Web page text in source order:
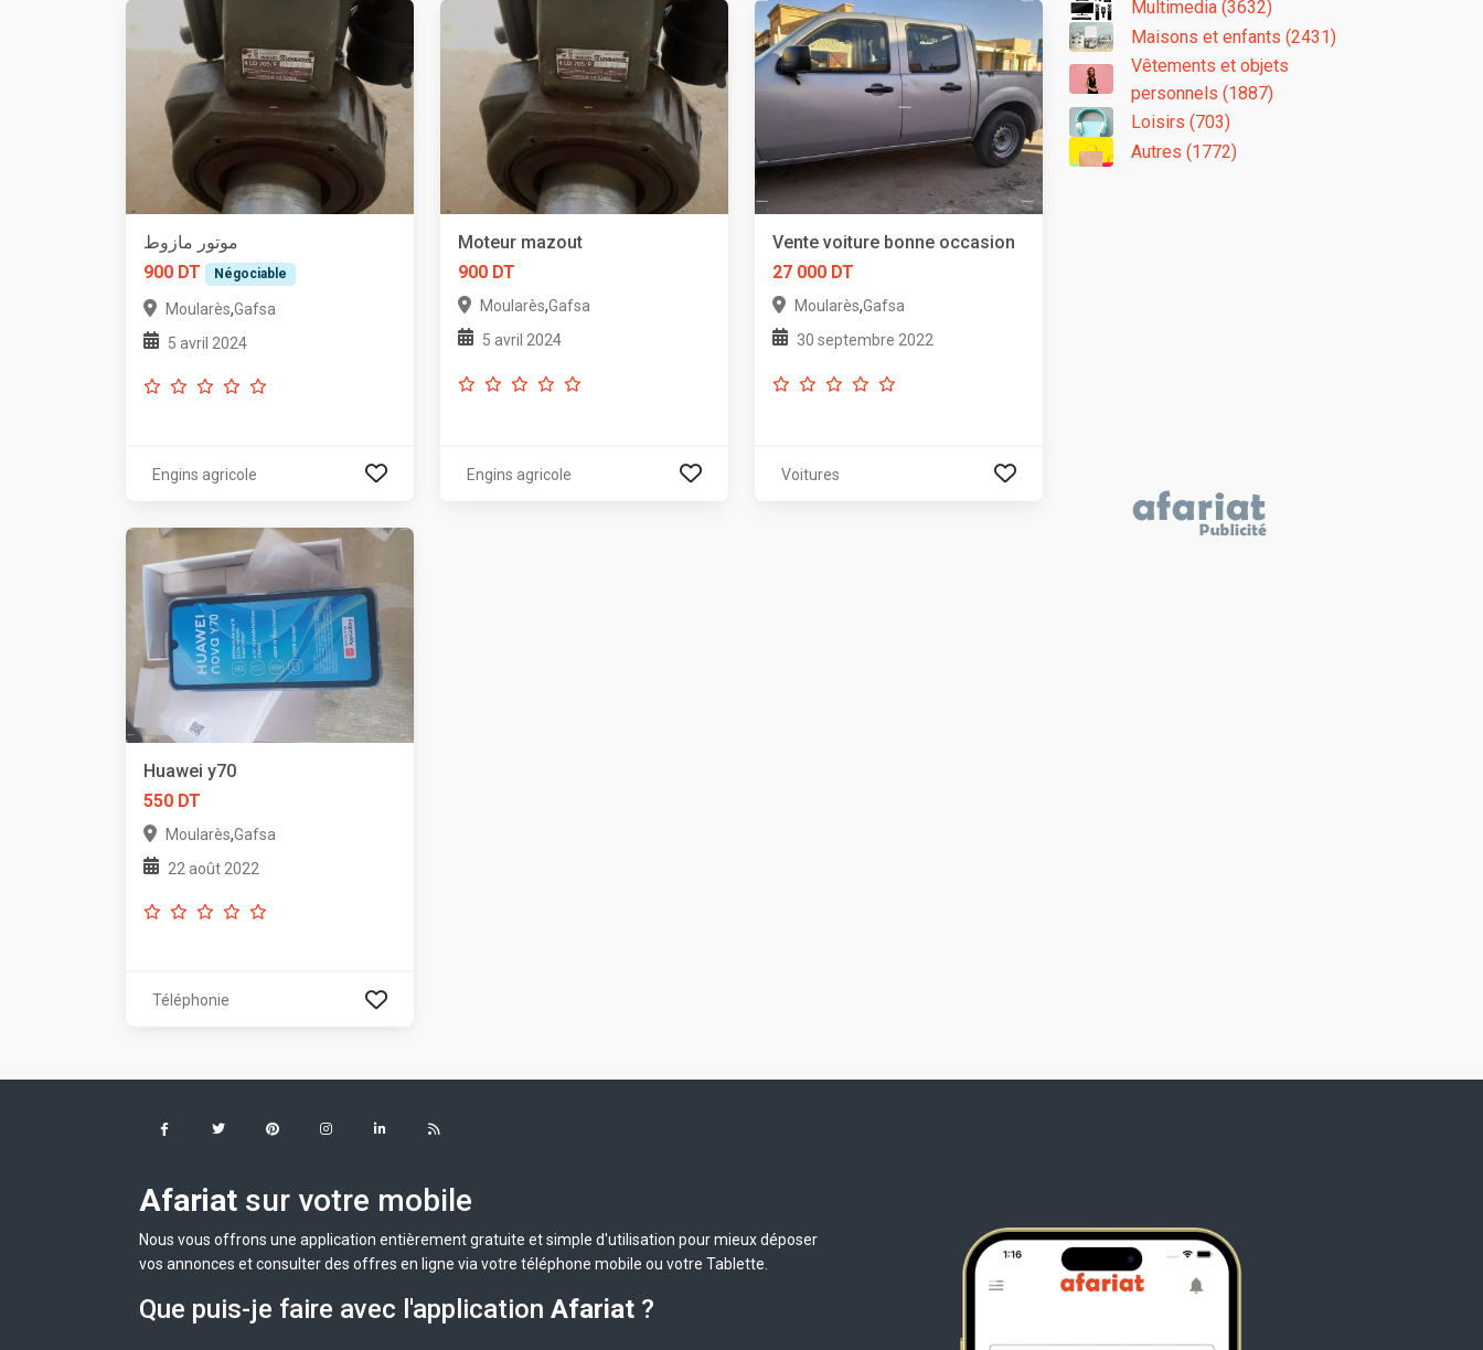
موتور مازوط
900 DT
Négociable
Moularès,Gafsa
5 avril 2024
Engins agricole
Moteur mazout
900 DT
Moularès,Gafsa
5 avril 2024
Engins agricole
Vente voiture bonne occasion
27 000 DT
Moularès,Gafsa
30 septembre 2022
Voitures
Huawei y70
550 DT
Moularès,Gafsa
22 août 2022
Téléphonie
Multimedia (3632)
Maisons et enfants (2431)
Vêtements et objets
personnels (1887)
Loisirs (703)
Autres (1772)
Afariat sur votre mobile
Nous vous offrons une application entièrement gratuite et simple d'utilisation pour mieux déposer
vos annonces et consulter des offres en ligne via votre téléphone mobile ou votre Tablette.
Que puis-je faire avec l'application Afariat ?